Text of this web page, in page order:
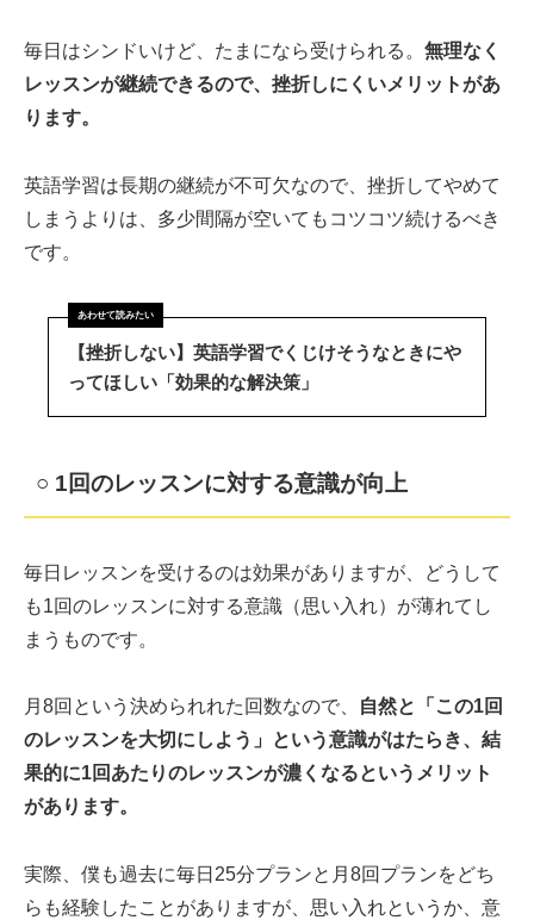
毎日はシンドいけど、たまになら受けられる。 無理なく
レッスンが継続できるので、挫折しにくいメリットがあ
ります。
英語学習は長期の継続が不可欠なので、挫折してやめて
しまうよりは、多少間隔が空いてもコツコツ続けるべき
です。
【挫折しない】英語学習でくじけそうなときにや
ってほしい「効果的な解決策」
○ 1回のレッスンに対する意識が向上
毎日レッスンを受けるのは効果がありますが、どうして
も1回のレッスンに対する意識（思い入れ）が薄れてし
まうものです。
月8回という決められれた回数なので、
自然と「この1回
のレッスンを大切にしよう」という意識がはたらき、結
果的に1回あたりのレッスンが濃くなるというメリット
があります。
実際、僕も過去に毎日25分プランと月8回プランをどち
らも経験したことがありますが、思い入れというか、意